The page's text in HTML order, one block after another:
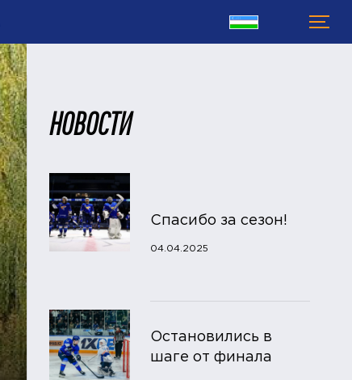
НОВОСТИ
Спасибо за сезон!
04.04.2025
Остановились в
шаге от финала